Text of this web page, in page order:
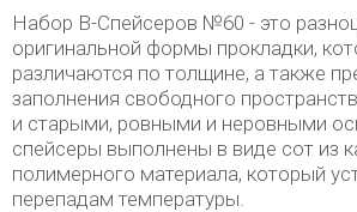
Набор B-Спейсеров №60 - это
оригинальной формы прокладки,
различаются по толщине, а также
заполнения свободного
и старыми, ровными и неровными
спейсеры выполнены в виде сот из
полимерного материала, который
перепадам температуры.